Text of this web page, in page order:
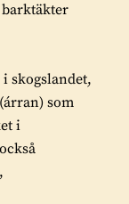
barktäkter
skogslandet,
som
i